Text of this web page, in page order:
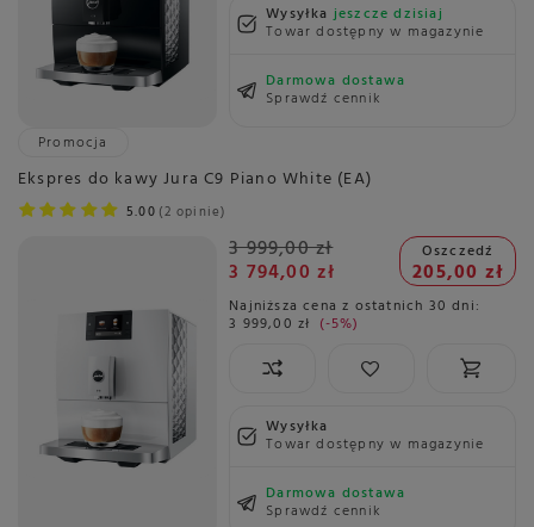
Wysyłkajeszcze dzisiaj
Towar dostępny w magazynie
Darmowa dostawa
Sprawdź cennik
Promocja
Ekspres do kawy Jura C9 Piano White (EA)
5.00 2 opinie
3 999,00 zł
3 794,00 zł
Oszczedź
205,00 zł
Najniższa cena z ostatnich 30 dni:
3 999,00 zł -5%
Wysyłka
Towar dostępny w magazynie
Darmowa dostawa
Sprawdź cennik